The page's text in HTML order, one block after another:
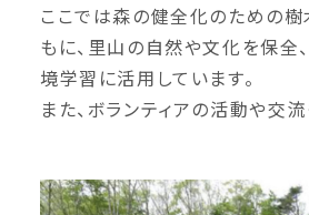
ここでは森の健全化のための
もに、里山の自然や文化を保全
境学習に活用しています。
また、ボランティアの活動や交流